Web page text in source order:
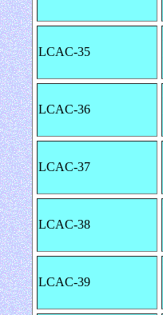
LCAC-35
LCAC-36
LCAC-37
LCAC-38
LCAC-39